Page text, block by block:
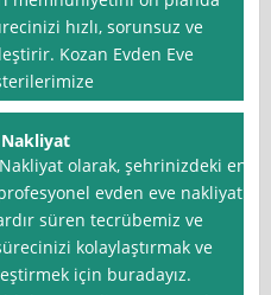
hızlı, sorunsuz ve
Kozan Evden Eve
olarak, şehrinizdeki en
evden eve nakliyat
süren tecrübemiz ve
kolaylaştırmak ve
için buradayız.